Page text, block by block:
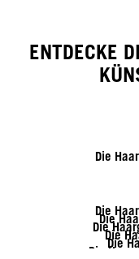
ENTDECKE
Die
Die
Die
Die
Die
Die
Die